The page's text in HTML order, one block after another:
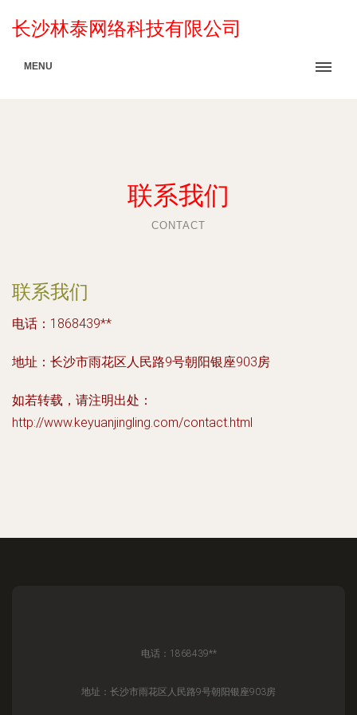
长沙林泰网络科技有限公司
MENU
联系我们
CONTACT
联系我们
电话：1868439**
地址：长沙市雨花区人民路9号朝阳银座903房
如若转载，请注明出处：
http://www.keyuanjingling.com/contact.html
电话：1868439**
地址：长沙市雨花区人民路9号朝阳银座903房